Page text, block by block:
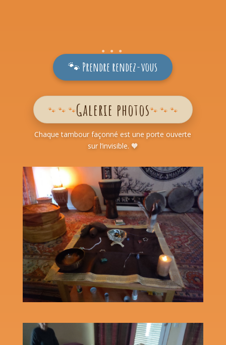
🐾 Prendre rendez-vous
🐾 🐾 🐾Galerie photos🐾 🐾 🐾
Chaque tambour façonné est une porte ouverte
sur l’invisible. 🧡